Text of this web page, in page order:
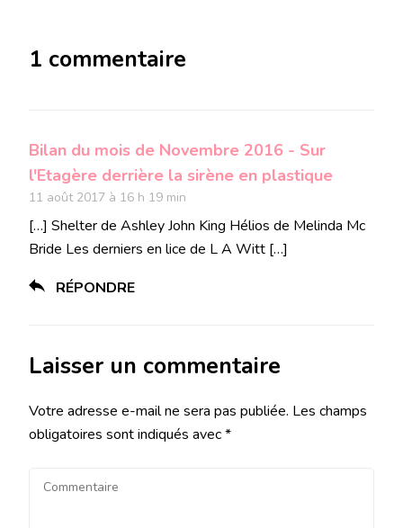
1 commentaire
Bilan du mois de Novembre 2016 - Sur
l'Etagère derrière la sirène en plastique
11 août 2017 à 16 h 19 min
[…] Shelter de Ashley John King Hélios de Melinda Mc
Bride Les derniers en lice de L A Witt […]
RÉPONDRE
Laisser un commentaire
Votre adresse e-mail ne sera pas publiée. Les champs
obligatoires sont indiqués avec*